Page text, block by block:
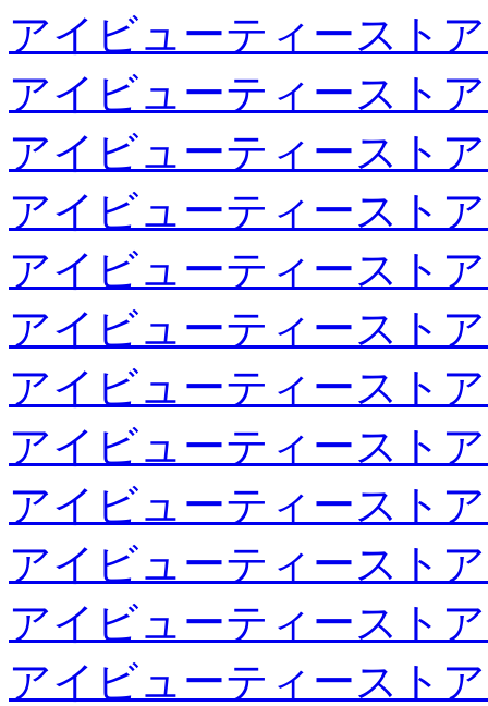
アイビューティースト
アイビューティースト
アイビューティースト
アイビューティースト
アイビューティースト
アイビューティースト
アイビューティースト
アイビューティースト
アイビューティースト
アイビューティースト
アイビューティースト
アイビューティースト